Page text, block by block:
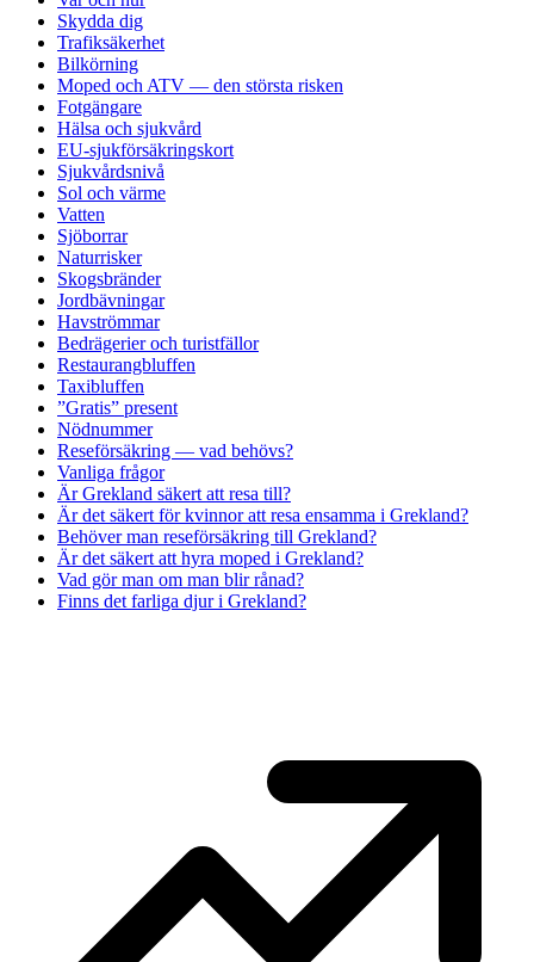
Skydda dig
Trafiksäkerhet
Bilkörning
Moped och ATV — den största risken
Fotgängare
Hälsa och sjukvård
EU-sjukförsäkringskort
Sjukvårdsnivå
Sol och värme
Vatten
Sjöborrar
Naturrisker
Skogsbränder
Jordbävningar
Havströmmar
Bedrägerier och turistfällor
Restaurangbluffen
Taxibluffen
”Gratis” present
Nödnummer
Reseförsäkring — vad behövs?
Vanliga frågor
Är Grekland säkert att resa till?
Är det säkert för kvinnor att resa ensamma i Grekland?
Behöver man reseförsäkring till Grekland?
Är det säkert att hyra moped i Grekland?
Vad gör man om man blir rånad?
Finns det farliga djur i Grekland?